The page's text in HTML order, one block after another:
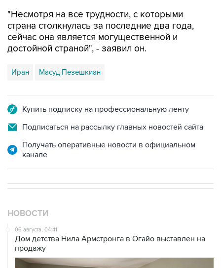
"Несмотря на все трудности, с которыми
страна столкнулась за последние два года,
сейчас она является могущественной и
достойной страной", - заявил он.
Иран Масуд Пезешкиан
Купить подписку на профессиональную ленту
Подписаться на рассылку главных новостей сайта
Получать оперативные новости в официальном
канале
НОВОСТИ
06 августа, 04:41
Дом детства Нила Армстронга в Огайо выставлен на
продажу